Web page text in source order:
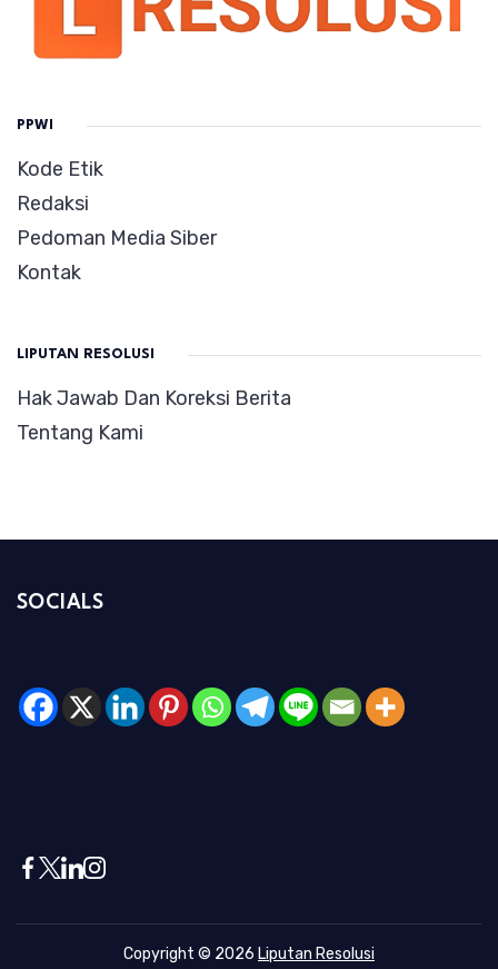
PPWI
Kode Etik
Redaksi
Pedoman Media Siber
Kontak
LIPUTAN RESOLUSI
Hak Jawab Dan Koreksi Berita
Tentang Kami
SOCIALS
Copyright © 2026 Liputan Resolusi